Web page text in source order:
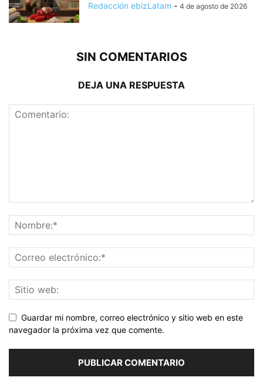
Redacción ebizLatam - 4 de agosto de 2026
SIN COMENTARIOS
DEJA UNA RESPUESTA
Guardar mi nombre, correo electrónico y sitio web en este
navegador la próxima vez que comente.